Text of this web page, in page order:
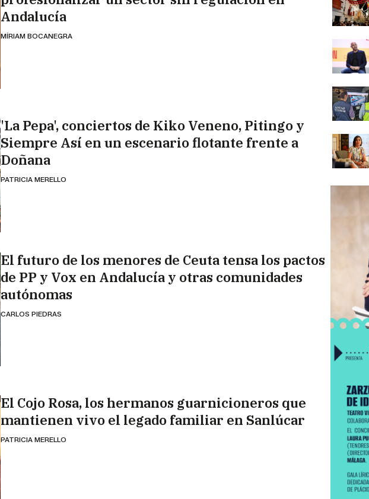
Andalucía
MÍRIAM BOCANEGRA
'La Pepa', conciertos de Kiko Veneno, Pitingo y
Siempre Así en un escenario flotante frente a
Doñana
PATRICIA MERELLO
El futuro de los menores de Ceuta tensa los pactos
de PP y Vox en Andalucía y otras comunidades
autónomas
CARLOS PIEDRAS
El Cojo Rosa, los hermanos guarnicioneros que
mantienen vivo el legado familiar en Sanlúcar
PATRICIA MERELLO